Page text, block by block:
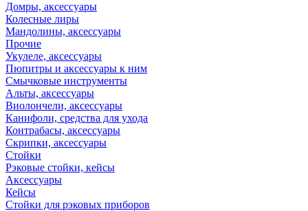
Домры, аксессуары
Колесные лиры
Мандолины, аксессуары
Прочие
Укулеле, аксессуары
Пюпитры и аксессуары к ним
Смычковые инструменты
Альты, аксессуары
Виолончели, аксессуары
Канифоли, средства для ухода
Контрабасы, аксессуары
Скрипки, аксессуары
Стойки
Рэковые стойки, кейсы
Аксессуары
Кейсы
Стойки для рэковых приборов